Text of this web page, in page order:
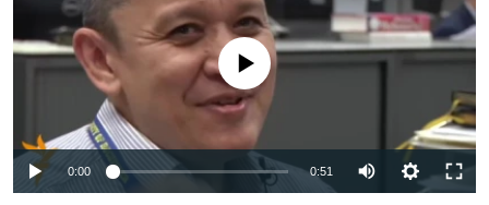
TÜRKMENÇE
No media source currently available
0:00 0:51